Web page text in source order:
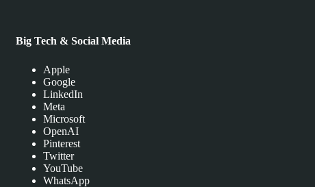
Big Tech & Social Media
Apple
Google
LinkedIn
Meta
Microsoft
OpenAI
Pinterest
Twitter
YouTube
WhatsApp